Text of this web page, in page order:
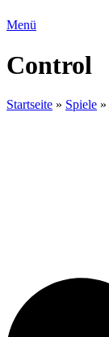
Menü
Control
Startseite » Spiele »